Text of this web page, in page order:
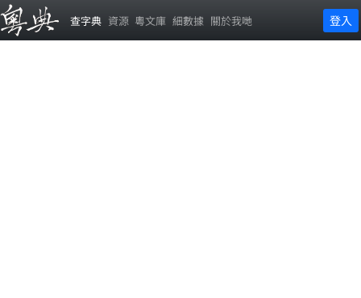
查字典 資源 粵文庫 細數據 關於我哋 登入